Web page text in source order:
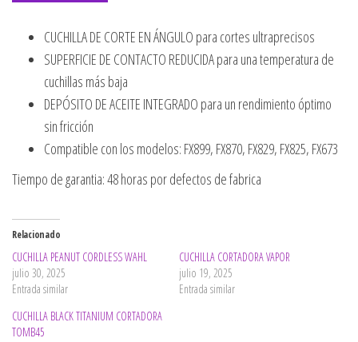
CUCHILLA DE CORTE EN ÁNGULO para cortes ultraprecisos
SUPERFICIE DE CONTACTO REDUCIDA para una temperatura de
cuchillas más baja
DEPÓSITO DE ACEITE INTEGRADO para un rendimiento óptimo
sin fricción
Compatible con los modelos: FX899, FX870, FX829, FX825, FX673
Tiempo de garantia: 48 horas por defectos de fabrica
Relacionado
CUCHILLA PEANUT CORDLESS WAHL
julio 30, 2025
Entrada similar
CUCHILLA CORTADORA VAPOR
julio 19, 2025
Entrada similar
CUCHILLA BLACK TITANIUM CORTADORA
TOMB45